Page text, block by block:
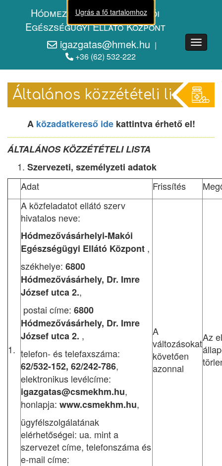
Ugrás a fő tartalomhoz
Hódmezővásárhelyi - Makói
Egészségügyi Ellátó Központ
igazgatas@hmek.hu |
+36 (62) 532-222
HMEK
Menü
Általános közzétételi lista
A közadatkereső ide kattintva érhető el!
ÁLTALÁNOS KÖZZÉTÉTELI LISTA
Szervezeti, személyzeti adatok
Adat
Frissítés
1.
A közfeladatot ellátó szerv
hivatalos neve:
Hódmezővásárhelyi-Makói
Egészségügyi Ellátó Központ ,
székhelye: 6800
Hódmezővásárhely, Dr. Imre
József utca 2.,
postai címe: 6800
Hódmezővásárhely, Dr. Imre
József utca 2. ,
telefon- és telefaxszáma:
62/532-152, 62/242-786,
elektronikus levélcíme:
igazgatas@csmekhm.hu,
honlapja: www.csmekhm.hu,
ügyfélszolgálatának
elérhetőségei: ua. mint a
szervezet címe, telefonszáma és
e-mail címe:
A
változásokat
követően
azonnal
Az